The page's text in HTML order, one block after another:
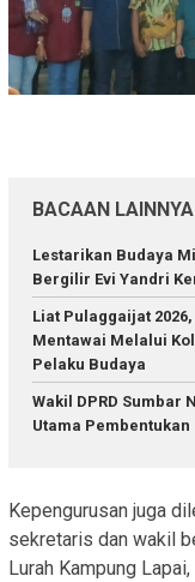
BACAAN LAINNYA
Lestarikan Budaya
Bergilir Evi Yandri
Liat Pulaggaijat
Mentawai Melalui
Pelaku Budaya
Wakil DPRD Sumbar
Utama
Kepengurusan juga
sekretaris dan wakil
Lurah Kampung